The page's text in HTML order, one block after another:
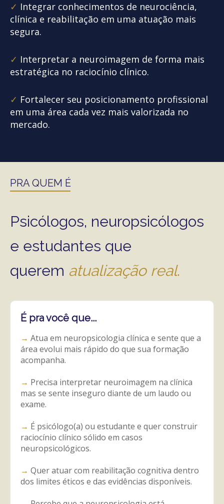
✓ Integrar conhecimentos de neurociência,
clínica e reabilitação em uma atuação mais
segura.
✓ Interpretar a neuroimagem de forma mais
estratégica no raciocínio clínico.
✓ Fortalecer seu posicionamento profissional
em uma área cada vez mais valorizada no
mercado.
PRA QUEM É
Psicólogos, neuropsicólogos
e estudantes que
querem atualização real.
É pra você que...
→ Atua em neuropsicologia clínica e sente que a
área evolui mais rápido do que sua formação
acompanha.
→ Precisa interpretar neuroimagem na clínica
mas se sente inseguro diante de um laudo ou
exame.
→ É psicólogo(a) ou estudante e quer construir
raciocínio clínico sólido em casos
neuropsicológicos.
→ Quer atuar com reabilitação cognitiva dentro
dos limites éticos e das evidências disponíveis.